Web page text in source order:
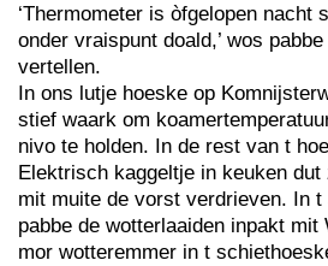
‘Thermometer is òfgelopen nacht
onder vraispunt doald,’ wos
vertellen.
In ons lutje hoeske op
stief waark om
nivo te holden. In de rest van t
Elektrisch kaggeltje in keuken
mit muite de vorst verdrieven. In t
pabbe de wotterlaaiden inpakt
mor wotteremmer in t